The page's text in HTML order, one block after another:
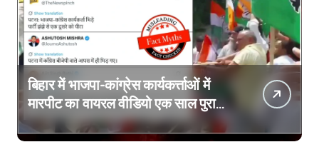
बिहार में भाजपा-कांग्रेस कार्यकर्त्ताओं में
मारपीट का वायरल वीडियो एक साल पुराना
है